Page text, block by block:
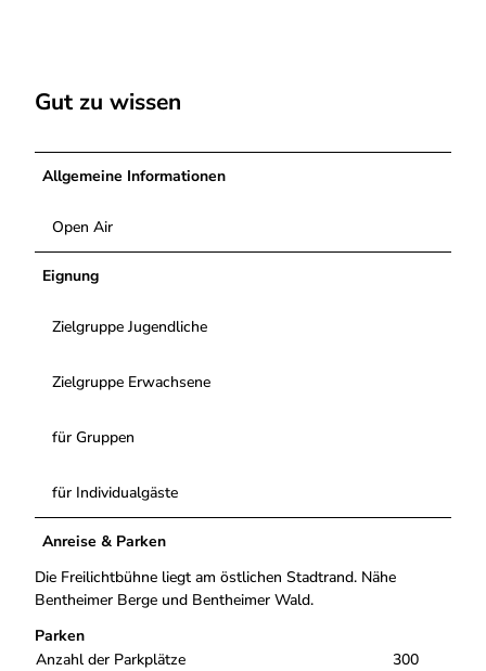
Gut zu wissen
Allgemeine Informationen
Open Air
Eignung
Zielgruppe Jugendliche
Zielgruppe Erwachsene
für Gruppen
für Individualgäste
Anreise & Parken
Die Freilichtbühne liegt am östlichen Stadtrand. Nähe
Bentheimer Berge und Bentheimer Wald.
Parken
Anzahl der Parkplätze
300